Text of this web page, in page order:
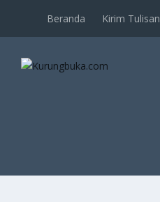
Beranda Kirim Tulisan